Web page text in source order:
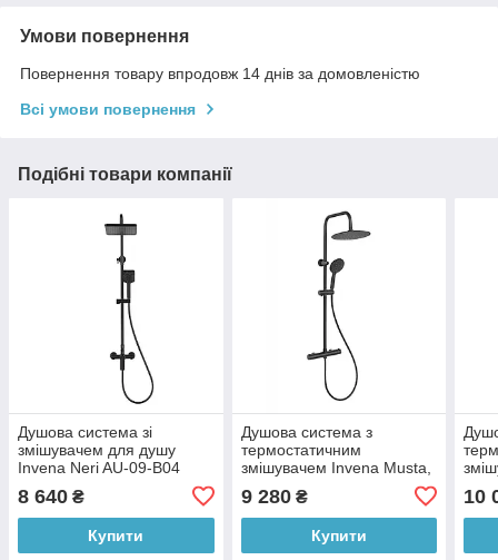
Умови повернення
Повернення товару впродовж 14 днів за домовленістю
Всі умови повернення
Подібні товари компанії
Душова система зі
змішувачем для душу
Invena Neri AU-09-B04
8 640 ₴
Купити
Душова система з
термостатичним
змішувачем Invena Musta,
9 280₴
Купити
10